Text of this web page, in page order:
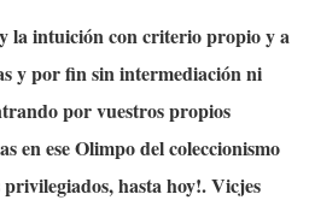
intuición con criterio propio y a
y por fin sin intermediación ni
por vuestros propios
en ese Olimpo del coleccionismo
hasta hoy!. Vicjes